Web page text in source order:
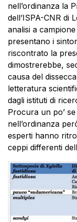
nell’ordinanza la
dell’ISPA-CNR di
analisi a
presentano i
riscontrato la
dimostrerebbe,
causa del
letteratura
dagli istituti di
Procura un po’
nell’ordinanza
esperti hanno
ceppi differenti